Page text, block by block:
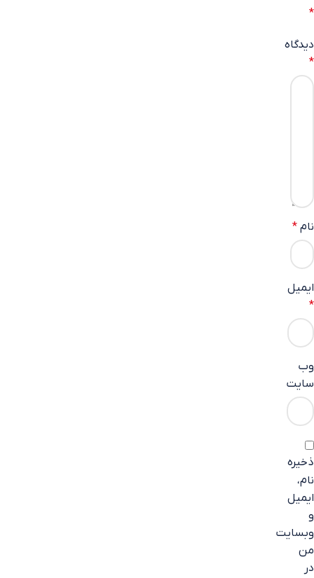
*
دیدگاه
*
نام *
ایمیل
*
وب‌
سایت
ذخیره
نام،
ایمیل
و
وبسایت
من
در